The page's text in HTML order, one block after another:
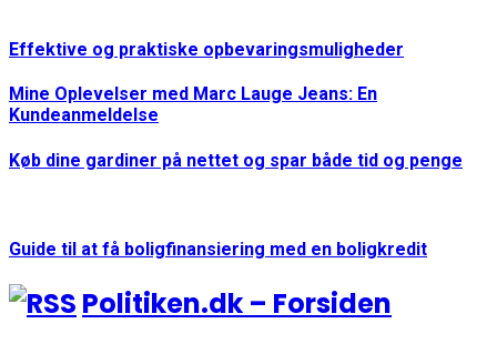
Effektive og praktiske opbevaringsmuligheder
Mine Oplevelser med Marc Lauge Jeans: En
Kundeanmeldelse
Køb dine gardiner på nettet og spar både tid og penge
Guide til at få boligfinansiering med en boligkredit
Politiken.dk – Forsiden